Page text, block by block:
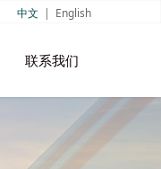
中文 | English
联系我们